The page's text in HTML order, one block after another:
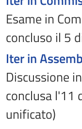
Esame in
concluso il 5
Iter in
Discussione
conclusa l'11
unificato)